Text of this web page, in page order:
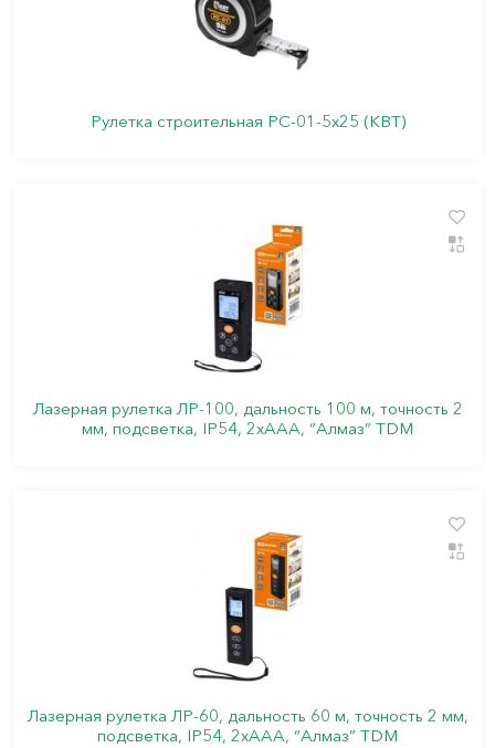
Рулетка строительная РС-01-5х25 (КВТ)
Лазерная рулетка ЛР-100, дальность 100 м, точность 2
мм, подсветка, IP54, 2хAAA, “Алмаз” TDM
Лазерная рулетка ЛР-60, дальность 60 м, точность 2 мм,
подсветка, IP54, 2хAAA, “Алмаз” TDM